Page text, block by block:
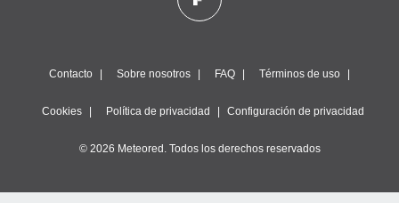
Contacto Sobre nosotros FAQ Términos de uso
Cookies Política de privacidad Configuración de privacidad
© 2026 Meteored. Todos los derechos reservados